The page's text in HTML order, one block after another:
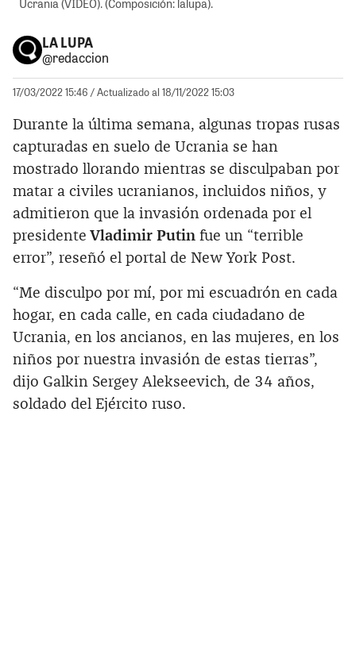
Ucrania (VIDEO). (Composición: lalupa).
LA LUPA
@redaccion
17/03/2022 15:46 / Actualizado al 18/11/2022 15:03
Durante la última semana, algunas tropas rusas
capturadas en suelo de Ucrania se han
mostrado llorando mientras se disculpaban por
matar a civiles ucranianos, incluidos niños, y
admitieron que la invasión ordenada por el
presidente Vladimir Putin fue un “terrible
error”, reseñó el portal de New York Post.
“Me disculpo por mí, por mi escuadrón en cada
hogar, en cada calle, en cada ciudadano de
Ucrania, en los ancianos, en las mujeres, en los
niños por nuestra invasión de estas tierras”,
dijo Galkin Sergey Alekseevich, de 34 años,
soldado del Ejército ruso.